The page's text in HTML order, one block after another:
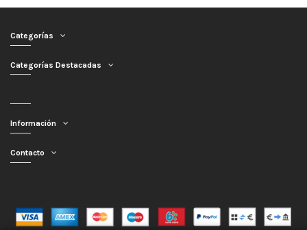
Categorías
Categorías Destacadas
Información
Contacto